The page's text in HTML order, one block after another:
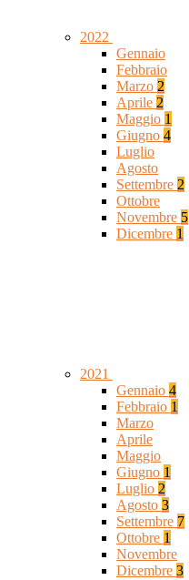
2022
Gennaio
Febbraio
Marzo 2
Aprile 2
Maggio 1
Giugno 4
Luglio
Agosto
Settembre 2
Ottobre
Novembre 5
Dicembre 1
2021
Gennaio 4
Febbraio 1
Marzo
Aprile
Maggio
Giugno 1
Luglio 2
Agosto 3
Settembre 7
Ottobre 1
Novembre
Dicembre 3